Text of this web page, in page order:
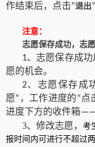
作结束后，点击“退出”
注意：
志愿保存成功，志愿
1、 志愿保存成
愿的机会。
2、 志愿保存成
愿” ，工作进度的“点
进度下方的收件箱
3、 修改志愿， 考
报时间内可进行不超过